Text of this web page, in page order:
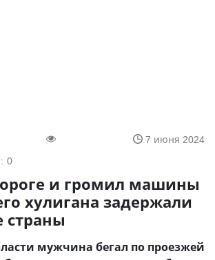
7 июня 2024
0
и громил машины
хулигана задержали
страны
мужчина бегал по проезжей